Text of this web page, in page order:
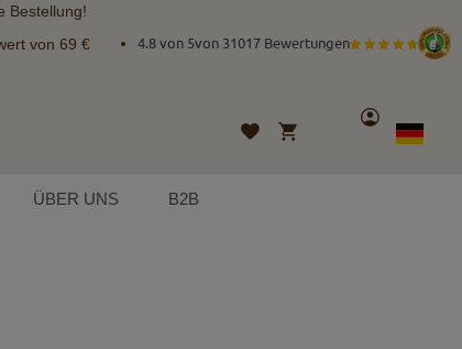
Bestellung!
von 69 € 4.8 von 5von 31017 Bewertungen
Wunschliste
Mein Warenkorb
Konto
Sprache
German
ÜBER UNS B2B